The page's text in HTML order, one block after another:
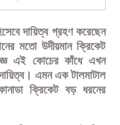
দেশাই
দেশাই